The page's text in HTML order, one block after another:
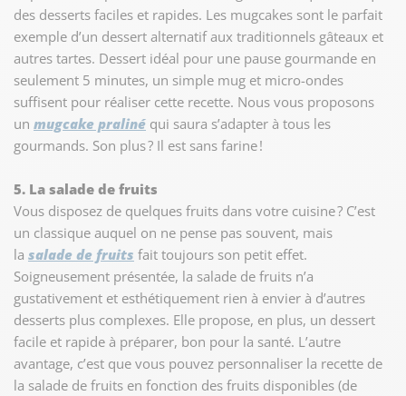
des desserts faciles et rapides. Les mugcakes sont le parfait
exemple d’un dessert alternatif aux traditionnels gâteaux et
autres tartes. Dessert idéal pour une pause gourmande en
seulement 5 minutes, un simple mug et micro-ondes
suffisent pour réaliser cette recette. Nous vous proposons
un mugcake praliné qui saura s’adapter à tous les
gourmands. Son plus ? Il est sans farine !
5. La salade de fruits
Vous disposez de quelques fruits dans votre cuisine ? C’est
un classique auquel on ne pense pas souvent, mais
la salade de fruits fait toujours son petit effet.
Soigneusement présentée, la salade de fruits n’a
gustativement et esthétiquement rien à envier à d’autres
desserts plus complexes. Elle propose, en plus, un dessert
facile et rapide à préparer, bon pour la santé. L’autre
avantage, c’est que vous pouvez personnaliser la recette de
la salade de fruits en fonction des fruits disponibles (de